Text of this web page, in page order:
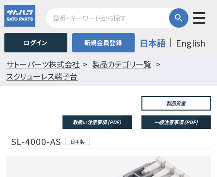
ログイン 新規会員登録 日本語 English
サトーパーツ株式会社
製品カテゴリ一覧
スクリューレス端子台
製品質量
取扱い注意事項 (PDF) 一般注意事項 (PDF)
SL-4000-AS 日本製